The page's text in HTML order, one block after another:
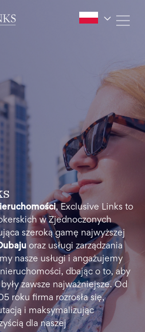
, Exclusive Links to
w Zjednoczonych
szeroką gamę najwyższej
oraz usługi zarządzania
nasze usługi i angażujemy
dbając o to, aby
zawsze najważniejsze. Od
roku firma rozrosła się,
i maksymalizując
dla naszej